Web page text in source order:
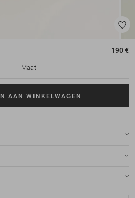
190 €
Maat
AAN WINKELWAGEN